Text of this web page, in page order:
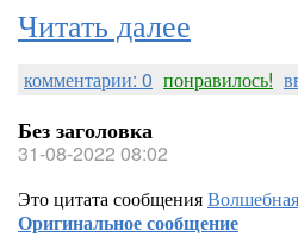
Читать далее
комментарии: 0 понравилось!
Без заголовка
31-08-2022 08:02
Это цитата сообщения
Оригинальное сообщение